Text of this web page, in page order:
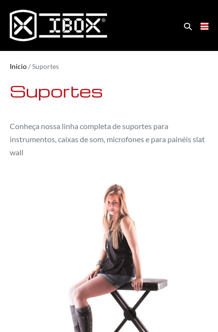
Início/ Suportes
Suportes
Conheça nossa linha completa de suportes para
instrumentos, caixas de som, microfones e para painéis slat
wall